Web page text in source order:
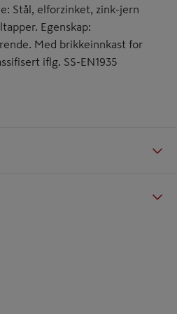
Stål, elforzinket, zink-jern
Egenskap:
Med brikkeinnkast for
iflg. SS-EN1935